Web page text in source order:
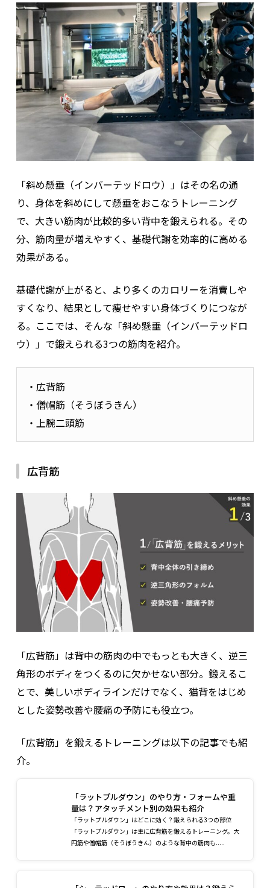
「斜め懸垂（インバーテッドロウ）」はその名の通
り、身体を斜めにして懸垂をおこなうトレーニング
で、大きい筋肉が比較的多い背中を鍛えられる。 その
分、筋肉量が増えやすく、基礎代謝を効率的に高める
効果がある。
基礎代謝が上がると、より多くのカロリーを消費しや
すくなり、結果として痩せやすい身体づくりにつなが
る。 ここでは、そんな 「斜め懸垂（インバーテッドロ
ウ）」 で鍛えられる3つの筋肉を紹介。
・広背筋
・僧帽筋（そうぼうきん）
・上腕二頭筋
広背筋
「広背筋」は背中の筋肉の中でもっとも大きく、逆三
角形のボディをつくるのに欠かせない部分。鍛えるこ
とで、美しいボディラインだけでなく、猫背をはじめ
とした姿勢改善や腰痛の予防にも役立つ。
「広背筋」を鍛えるトレーニングは以下の記事でも紹
介。
「ラットプルダウン」のやり方・フォームや重
量は？アタッチメント別の効果も紹介
「ラットプルダウン」はどこに効く？鍛えられる3つの部位
「ラットプルダウン」は主に広背筋を鍛えるトレーニング。大
円筋や僧帽筋（そうぼうきん）のような背中の筋肉も.....